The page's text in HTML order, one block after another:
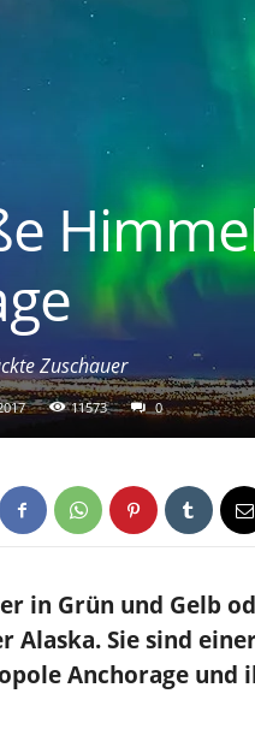
Zuschauer
11573 0
in Grün und Gelb
Alaska. Sie sind
Anchorage und